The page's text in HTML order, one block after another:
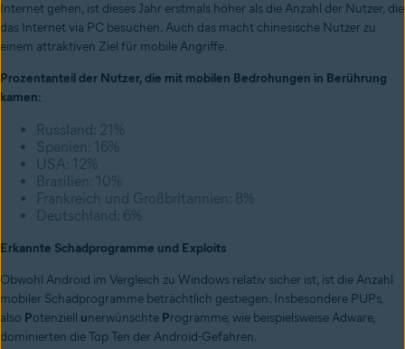
Internet gehen, ist dieses Jahr erstmals höher als die Anzahl der Nutzer, die
das Internet via PC besuchen. Auch das macht chinesische Nutzer zu
einem attraktiven Ziel für mobile Angriffe.
Prozentanteil der Nutzer, die mit mobilen Bedrohungen in Berührung
kamen:
Russland: 21%
Spanien: 16%
USA: 12%
Brasilien: 10%
Frankreich und Großbritannien: 8%
Deutschland: 6%
Erkannte Schadprogramme und Exploits
Obwohl Android im Vergleich zu Windows relativ sicher ist, ist die Anzahl
mobiler Schadprogramme beträchtlich gestiegen. Insbesondere PUPs,
also Potenziell unerwünschte Programme, wie beispielsweise Adware,
dominierten die Top Ten der Android-Gefahren.